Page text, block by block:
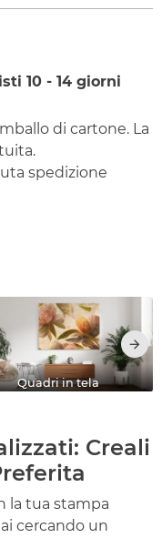
10 - 14 giorni
di cartone. La
spedizione
Quadri in tela
Creali
la tua stampa
cercando un